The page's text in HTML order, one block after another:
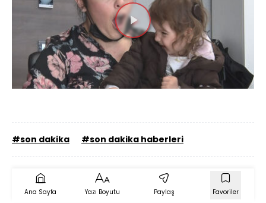
Videoyu
Oynat
#son dakika #son dakika haberleri
Ana Sayfa Yazı Boyutu Paylaş Favoriler